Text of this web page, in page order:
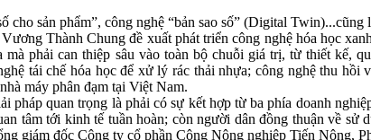
sản phẩm”, công nghệ “bản sao số” (Digital
Thành Chung đề xuất phát triển công nghệ hóa học
phải can thiệp sâu vào toàn bộ chuỗi giá trị, từ thiết kế,
tái chế hóa học để xử lý rác thải nhựa; công nghệ thu
máy phân đạm tại Việt Nam.
pháp quan trọng là phải có sự kết hợp từ ba phía doanh
tâm tới kinh tế tuần hoàn; còn người dân đồng thuận về sử
giám đốc Công ty cổ phần Công Nông nghiệp Tiến Nông,